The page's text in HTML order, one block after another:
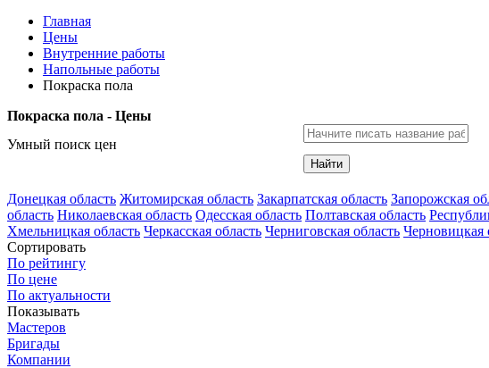
Главная
Цены
Внутренние работы
Напольные работы
Покраска пола
Покраска пола - Цены
Умный поиск цен
Найти
Донецкая область Житомирская область Закарпатская область Запорожская
область Николаевская область Одесская область Полтавская область
Хмельницкая область Черкасская область Черниговская область Черновицкая
Сортировать
По рейтингу
По цене
По актуальности
Показывать
Мастеров
Бригады
Компании